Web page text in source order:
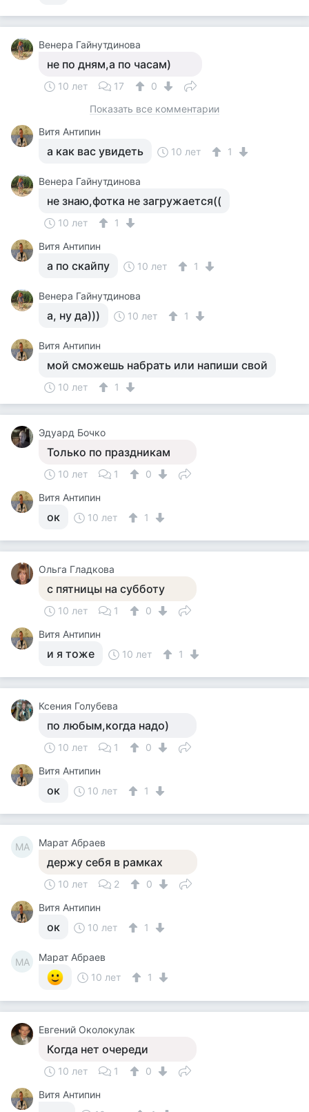
Венера Гайнутдинова
не по дням,а по часам)
10 лет 17
0
Показать все комментарии
Витя Антипин
а как вас увидеть 10 лет 1
Венера Гайнутдинова
не знаю,фотка не загружается((
10 лет
1
Витя Антипин
а по скайпу 10 лет 1
Венера Гайнутдинова
а, ну да))) 10 лет 1
Витя Антипин
мой сможешь набрать или напиши свой
10 лет 1
Эдуард Бочко
Только по праздникам
10 лет 1
0
Витя Антипин
ок 10 лет 1
Ольга Гладкова
с пятницы на субботу
10 лет 1
0
Витя Антипин
и я тоже 10 лет 1
Ксения Голубева
по любым,когда надо)
10 лет 1
0
Витя Антипин
ок 10 лет 1
МА Марат Абраев
держу себя в рамках
10 лет 2
0
Витя Антипин
ок 10 лет 1
МА
Марат Абраев
10 лет
1
Евгений Околокулак
Когда нет очереди
10 лет 1
0
Витя Антипин